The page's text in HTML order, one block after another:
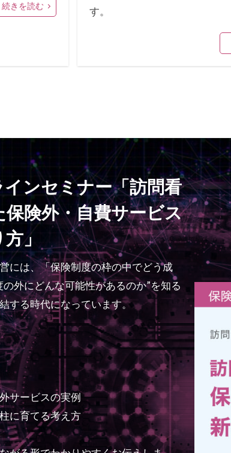
続きを読む
す。
インセミナー「訪問看
険外・自費サービス
」
には、「保険制度の枠の中でどう成
外にどんな可能性があるのか”を知る
する時代になっています。
サービスの実例
に育てる考え方